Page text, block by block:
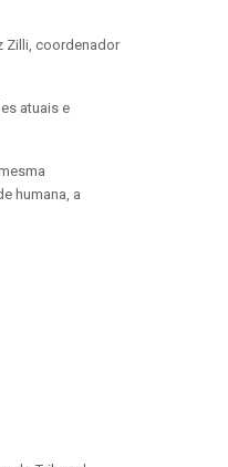
Zilli, coordenador
atuais e
humana, a